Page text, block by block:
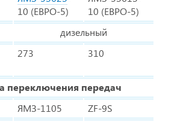
10 (ЕВРО-5)
10 (ЕВРО-5)
дизельный
273 310
переключения передач
ЯМЗ-1105
ZF-9S